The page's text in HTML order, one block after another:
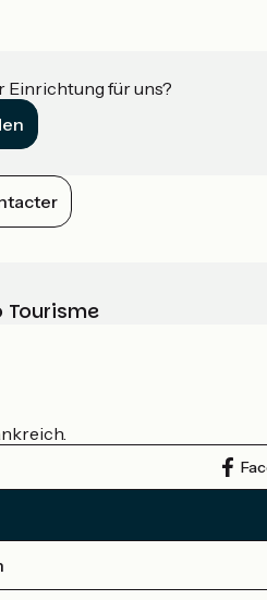
Einrichtung für uns?
Tourisme